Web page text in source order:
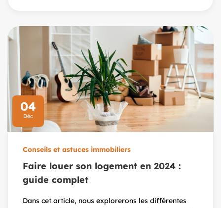
04
Déc
Conseils et astuces immobiliers
Faire louer son logement en 2024 :
guide complet
Dans cet article, nous explorerons les différentes